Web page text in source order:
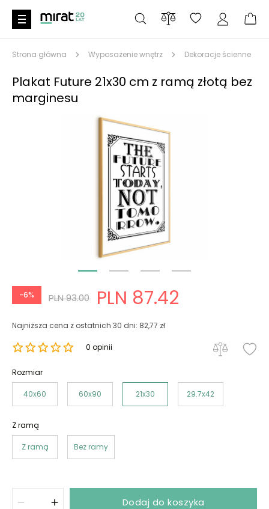
Strona główna Wyposażenie wnętrz Dekoracje ścienne
Plakat Future 21x30 cm z ramą złotą bez
marginesu
-6% PLN 93.00 PLN 87.42
Najniższa cena z ostatnich 30 dni: 82,77 zł
0 opinii
Rozmiar
40x60 60x90 21x30 29.7x42
Z ramą
Z ramą Bez ramy
Dodaj do koszyka